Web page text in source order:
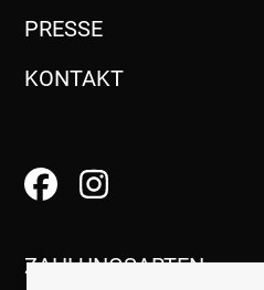
PRESSE
KONTAKT
ZAHLUNGSARTEN